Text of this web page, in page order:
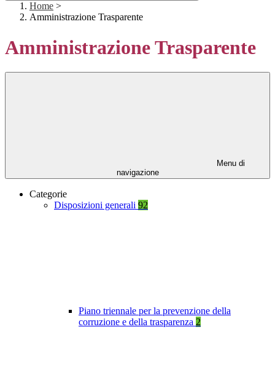
Home >
Amministrazione Trasparente
Amministrazione Trasparente
Menu di
navigazione
Categorie
Disposizioni generali 92
Piano triennale per la prevenzione della
corruzione e della trasparenza 2